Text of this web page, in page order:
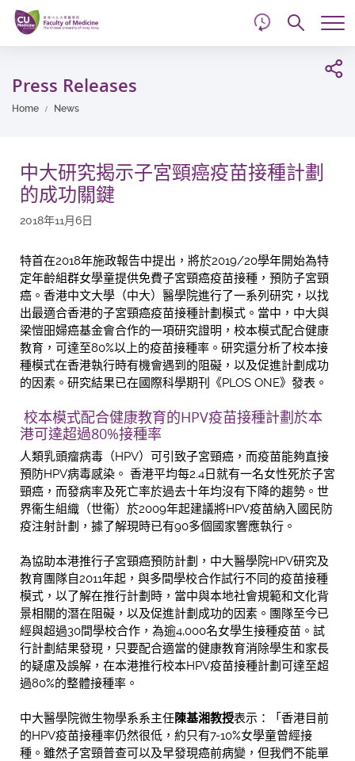
Skip
main
content
Press Releases
Home News
中大研究揭示子宮頸癌疫苗接種計劃
的成功關鍵
2018年11月6日
特首在2018年施政報告中提出，將於2019/20學年開始為特
定年齡組群女學童提供免費子宮頸癌疫苗接種，預防子宮頸
癌。香港中文大學（中大）醫學院進行了一系列研究，以找
出最適合香港的子宮頸癌疫苗接種計劃模式。當中，中大與
梁愷昍婦癌基金會合作的一項研究證明，校本模式配合健康
教育，可達至80%以上的疫苗接種率。研究還分析了校本接
種模式在香港執行時有機會遇到的阻礙，以及促進計劃成功
的因素。研究結果已在國際科學期刊《PLOS ONE》發表。
校本模式配合健康教育的HPV疫苗接種計劃於本
港可達超過80%接種率
人類乳頭瘤病毒（HPV）可引致子宮頸癌，而疫苗能夠直接
預防HPV病毒感染。 香港平均每2.4日就有一名女性死於子宮
頸癌，而發病率及死亡率於過去十年均沒有下降的趨勢。世
界衞生組織（世衞）於2009年起建議將HPV疫苗納入國民防
疫注射計劃，據了解現時已有90多個國家響應執行。
為協助本港推行子宮頸癌預防計劃，中大醫學院HPV研究及
教育團隊自2011年起，與多間學校合作試行不同的疫苗接種
模式，以了解在推行計劃時，當中與本地社會規範和文化背
景相關的潛在阻礙，以及促進計劃成功的因素。團隊至今已
經與超過30間學校合作，為逾4,000名女學生接種疫苗。試
行計劃結果發現，只要配合適當的健康教育消除學生和家長
的疑慮及誤解，在本港推行校本HPV疫苗接種計劃可達至超
過80%的整體接種率。
中大醫學院微生物學系系主任陳基湘教授表示：「香港目前
的HPV疫苗接種率仍然很低，約只有7-10%女學童曾經接
種。雖然子宮頸普查可以及早發現癌前病變，但我們不能單